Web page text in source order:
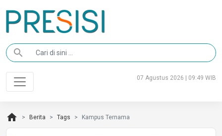
search
07 Agustus 2026 | 09:49 WIB
home Berita Tags Kampus Ternama